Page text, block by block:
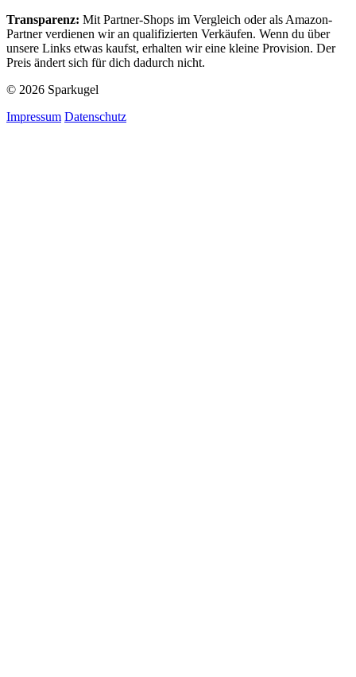
Transparenz: Mit Partner-Shops im Vergleich oder als Amazon-
Partner verdienen wir an qualifizierten Verkäufen. Wenn du über
unsere Links etwas kaufst, erhalten wir eine kleine Provision. Der
Preis ändert sich für dich dadurch nicht.
© 2026 Sparkugel
Impressum Datenschutz